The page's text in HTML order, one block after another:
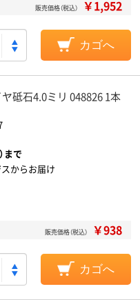
販売価格（税込） ￥1,952
カゴへ
砥石4.0ミリ 048826 1本
まで
からお届け
販売価格（税込） ￥938
カゴへ